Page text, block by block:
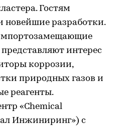
Гостям
новейшие разработки.
интерес
коррозии,
природных газов и
реагенты.
«Chemical
Инжиниринг») с